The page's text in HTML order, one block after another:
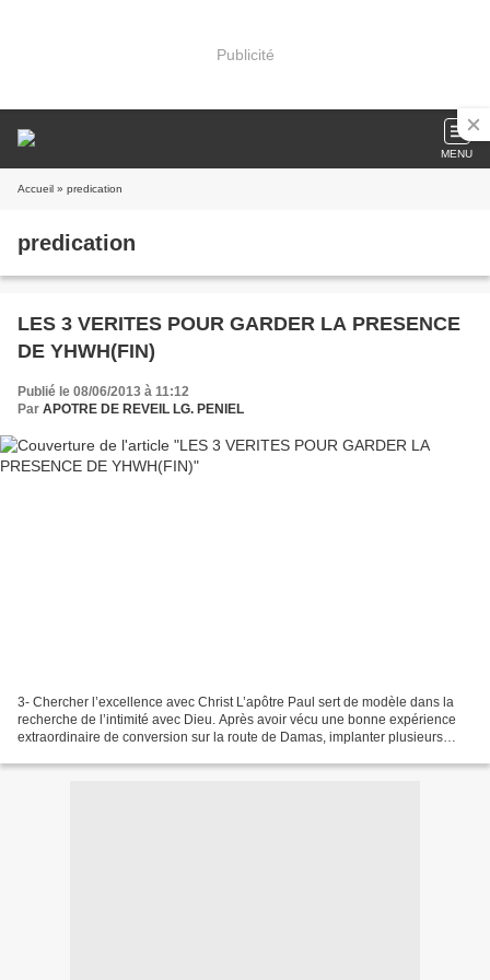
Publicité
MENU
Accueil » predication
predication
LES 3 VERITES POUR GARDER LA PRESENCE
DE YHWH(FIN)
Publié le 08/06/2013 à 11:12
Par APOTRE DE REVEIL LG. PENIEL
3- Chercher l’excellence avec Christ L’apôtre Paul sert de modèle dans la
recherche de l’intimité avec Dieu. Après avoir vécu une bonne expérience
extraordinaire de conversion sur la route de Damas, implanter plusieurs